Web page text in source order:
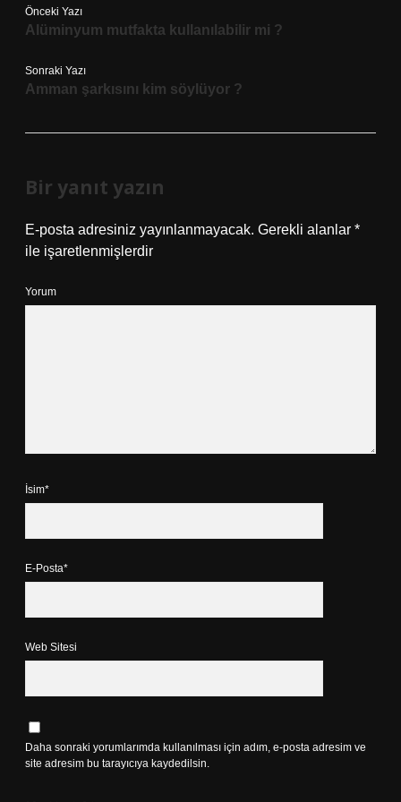
Önceki Yazı
Alüminyum mutfakta kullanılabilir mi ?
Sonraki Yazı
Amman şarkısını kim söylüyor ?
Bir yanıt yazın
E-posta adresiniz yayınlanmayacak. Gerekli alanlar *
ile işaretlenmişlerdir
Yorum
İsim*
E-Posta*
Web Sitesi
Daha sonraki yorumlarımda kullanılması için adım, e-posta adresim ve
site adresim bu tarayıcıya kaydedilsin.